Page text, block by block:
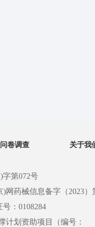
问卷调查 关于我
字第072号
药械信息备字（2023）
：0108284
计划资助项目（编号：